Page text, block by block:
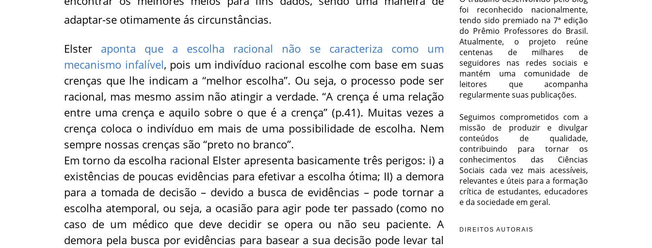
adaptar-se otimamente ás circunstâncias.
Elster aponta que a escolha racional não se caracteriza como um
mecanismo infalível, pois um indivíduo racional escolhe com base em suas
crenças que lhe indicam a “melhor escolha”. Ou seja, o processo pode ser
racional, mas mesmo assim não atingir a verdade. “A crença é uma relação
entre uma crença e aquilo sobre o que é a crença” (p.41). Muitas vezes a
crença coloca o indivíduo em mais de uma possibilidade de escolha. Nem
sempre nossas crenças são “preto no branco”.
Em torno da escolha racional Elster apresenta basicamente três perigos: i) a
existências de poucas evidências para efetivar a escolha ótima; II) a demora
para a tomada de decisão – devido a busca de evidências – pode tornar a
escolha atemporal, ou seja, a ocasião para agir pode ter passado (como no
caso de um médico que deve decidir se opera ou não seu paciente. A
demora pela busca por evidências para basear a sua decisão pode levar tal
foi reconhecido nacionalmente,
tendo sido premiado na 7ª edição
do Prêmio Professores do Brasil.
Atualmente, o projeto reúne
centenas de milhares de
seguidores nas redes sociais e
mantém uma comunidade de
leitores que acompanha
regularmente suas publicações.
Seguimos comprometidos com a
missão de produzir e divulgar
conteúdos de qualidade,
contribuindo para tornar os
conhecimentos das Ciências
Sociais cada vez mais acessíveis,
relevantes e úteis para a formação
crítica de estudantes, educadores
e da sociedade em geral.
DIREITOS AUTORAIS